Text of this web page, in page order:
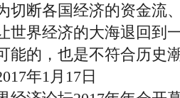
切断各国经济的资金流
世界经济的大海退回到
能的，也是不符合历史
年1月17日